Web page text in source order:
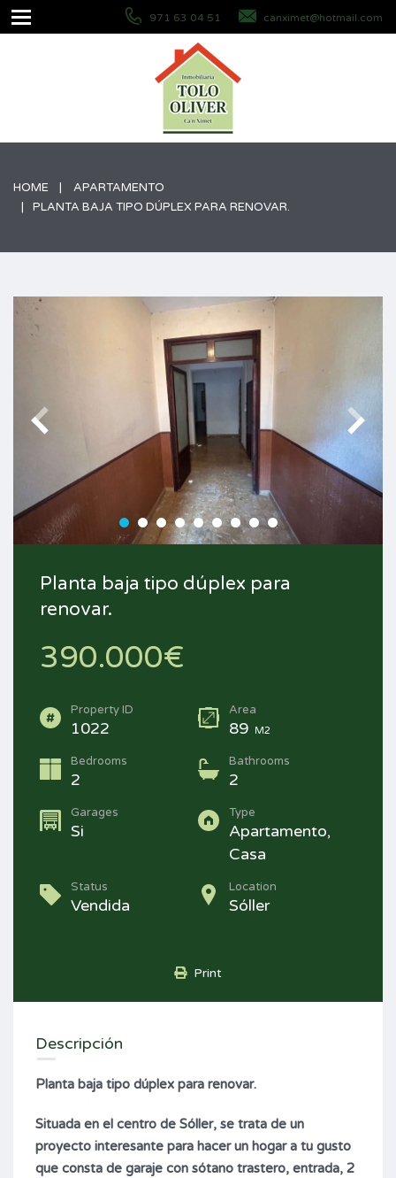
971 63 04 51 canximet@hotmail.com
HOME
APARTAMENTO
PLANTA BAJA TIPO DÚPLEX PARA RENOVAR.
Planta baja tipo dúplex para
renovar.
390.000€
Property ID
1022
Area
89 M2
Bedrooms
2
Bathrooms
2
Garages
Si
Type
Apartamento,
Casa
Status
Vendida
Location
Sóller
Print
Descripción
Planta baja tipo dúplex para renovar.
Situada en el centro de Sóller, se trata de un
proyecto interesante para hacer un hogar a tu gusto
que consta de garaje con sótano trastero, entrada, 2